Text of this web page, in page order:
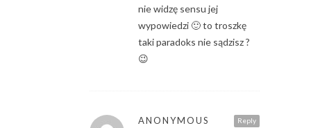
nie widzę sensu jej
wypowiedzi 🙂 to troszkę
taki paradoks nie sądzisz ?
😉
Reply
ANONYMOUS